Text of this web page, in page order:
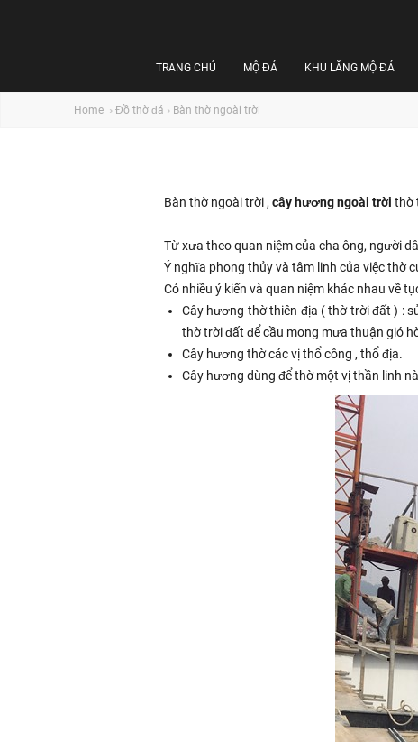
TRANG CHỦ MỘ ĐÁ KHU LĂNG MỘ ĐÁ
Home Đồ thờ đá Bàn thờ ngoài trời
Bàn thờ ngoài trời , cây hương ngoài trời thờ
Từ xưa theo quan niệm của cha ông, người
Ý nghĩa phong thủy và tâm linh của việc thờ
Có nhiều ý kiến và quan niệm khác nhau về
Cây hương thờ thiên địa ( thờ trời đất ) :
thờ trời đất để cầu mong mưa thuận gió
Cây hương thờ các vị thổ công , thổ địa.
Cây hương dùng để thờ một vị thần linh